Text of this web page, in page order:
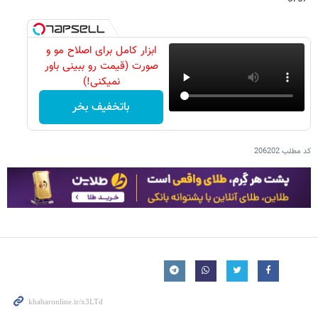
ابزار کامل برای اصلاح مو و
صورت (قیمت رو ببینی باور
نمیکنی!)
باتخفیف بخر
کد مطلب206202